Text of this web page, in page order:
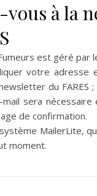
vous à la
est géré par
votre adresse
du FARES
sera nécessaire
de confirmation.
MailerLite,
moment.